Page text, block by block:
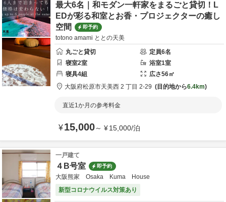
最大6名｜和モダン一軒家をまるごと貸切！L
EDが彩る和室とお香・プロジェクターの癒し
空間
即予約
totono amami ととの天美
丸ごと貸切
定員6名
寝室2室 浴室1室
寝具4組 広さ56㎡
大阪府松原市天美西 2 丁目 2-29 目的地から6.4km
直近1か月の参考料金
¥15,000～ ¥15,000/泊
一戸建て
４B号室 即予約
大阪熊家 Osaka Kuma House
新型コロナウイルス対策あり